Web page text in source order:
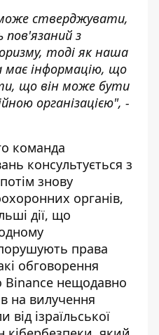
стверджувати,
з
тоді як наша
інформацію, що
що він може бути
організацією", -
команда
консультується з
знову
органів,
дії, що
права
обговорення
Binance нещодавно
на вилучення
від ізраїльської